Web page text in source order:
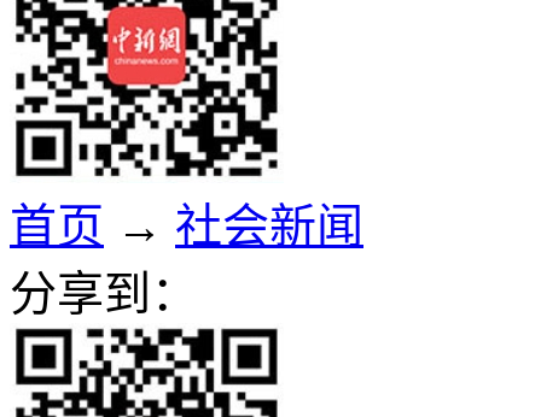
首页 → 社会新闻
分享到：